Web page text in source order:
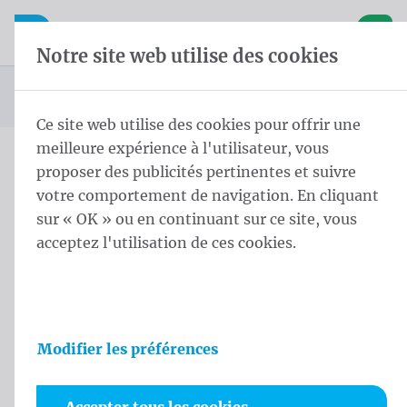
Skip content
Sauter la sélection de la langue
Ouvrir la navigation mobile
Page d'accueil Produits
Produits
Drapeaux
Notre site web utilise des cookies
Ce site web utilise des cookies pour offrir une
meilleure expérience à l'utilisateur, vous
proposer des publicités pertinentes et suivre
votre comportement de navigation. En cliquant
sur « OK » ou en continuant sur ce site, vous
acceptez l'utilisation de ces cookies.
Modifier les préférences